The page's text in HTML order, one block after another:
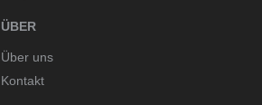
ÜBER
Über uns
Kontakt